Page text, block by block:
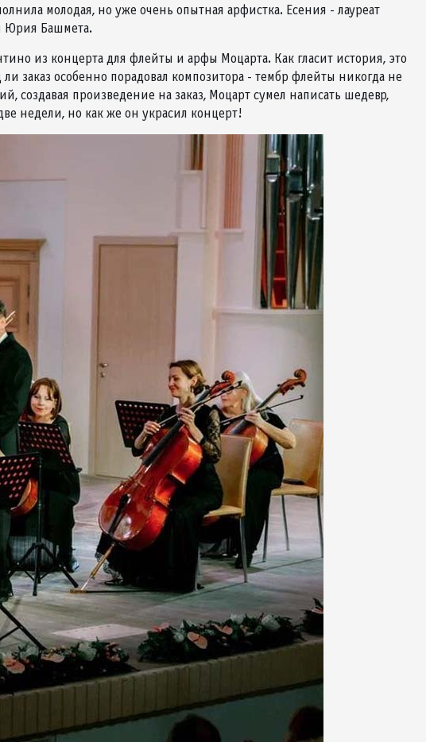
молодая, но уже очень опытная арфистка. Есения - лауреат
Юрия Башмета.
из концерта для флейты и арфы Моцарта. Как гласит история, это
заказ особенно порадовал композитора - тембр флейты никогда не
создавая произведение на заказ, Моцарт сумел написать шедевр,
недели, но как же он украсил концерт!